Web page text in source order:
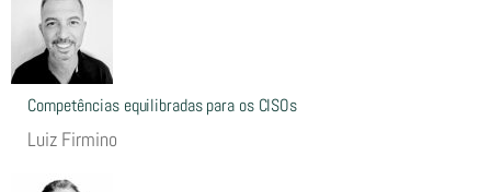
Competências equilibradas para os CISOs
Luiz Firmino